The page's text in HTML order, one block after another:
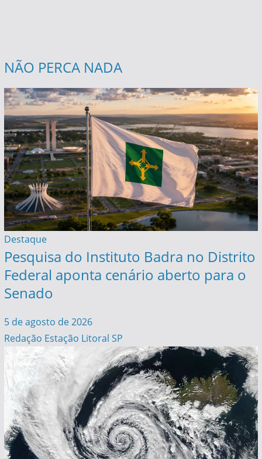
NÃO PERCA NADA
Destaque
Pesquisa do Instituto Badra no Distrito
Federal aponta cenário aberto para o
Senado
5 de agosto de 2026
Redação Estação Litoral SP